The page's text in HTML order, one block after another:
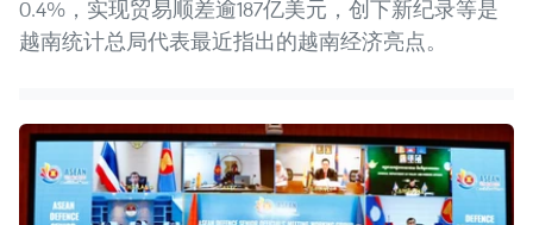
0.4%，实现贸易顺差逾187亿美元，创下新纪录等是
越南统计总局代表最近指出的越南经济亮点。